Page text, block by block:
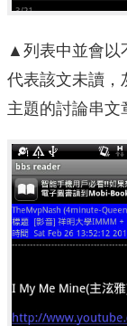
▲列表中並會以
代表該文未讀，
主題的討論串文